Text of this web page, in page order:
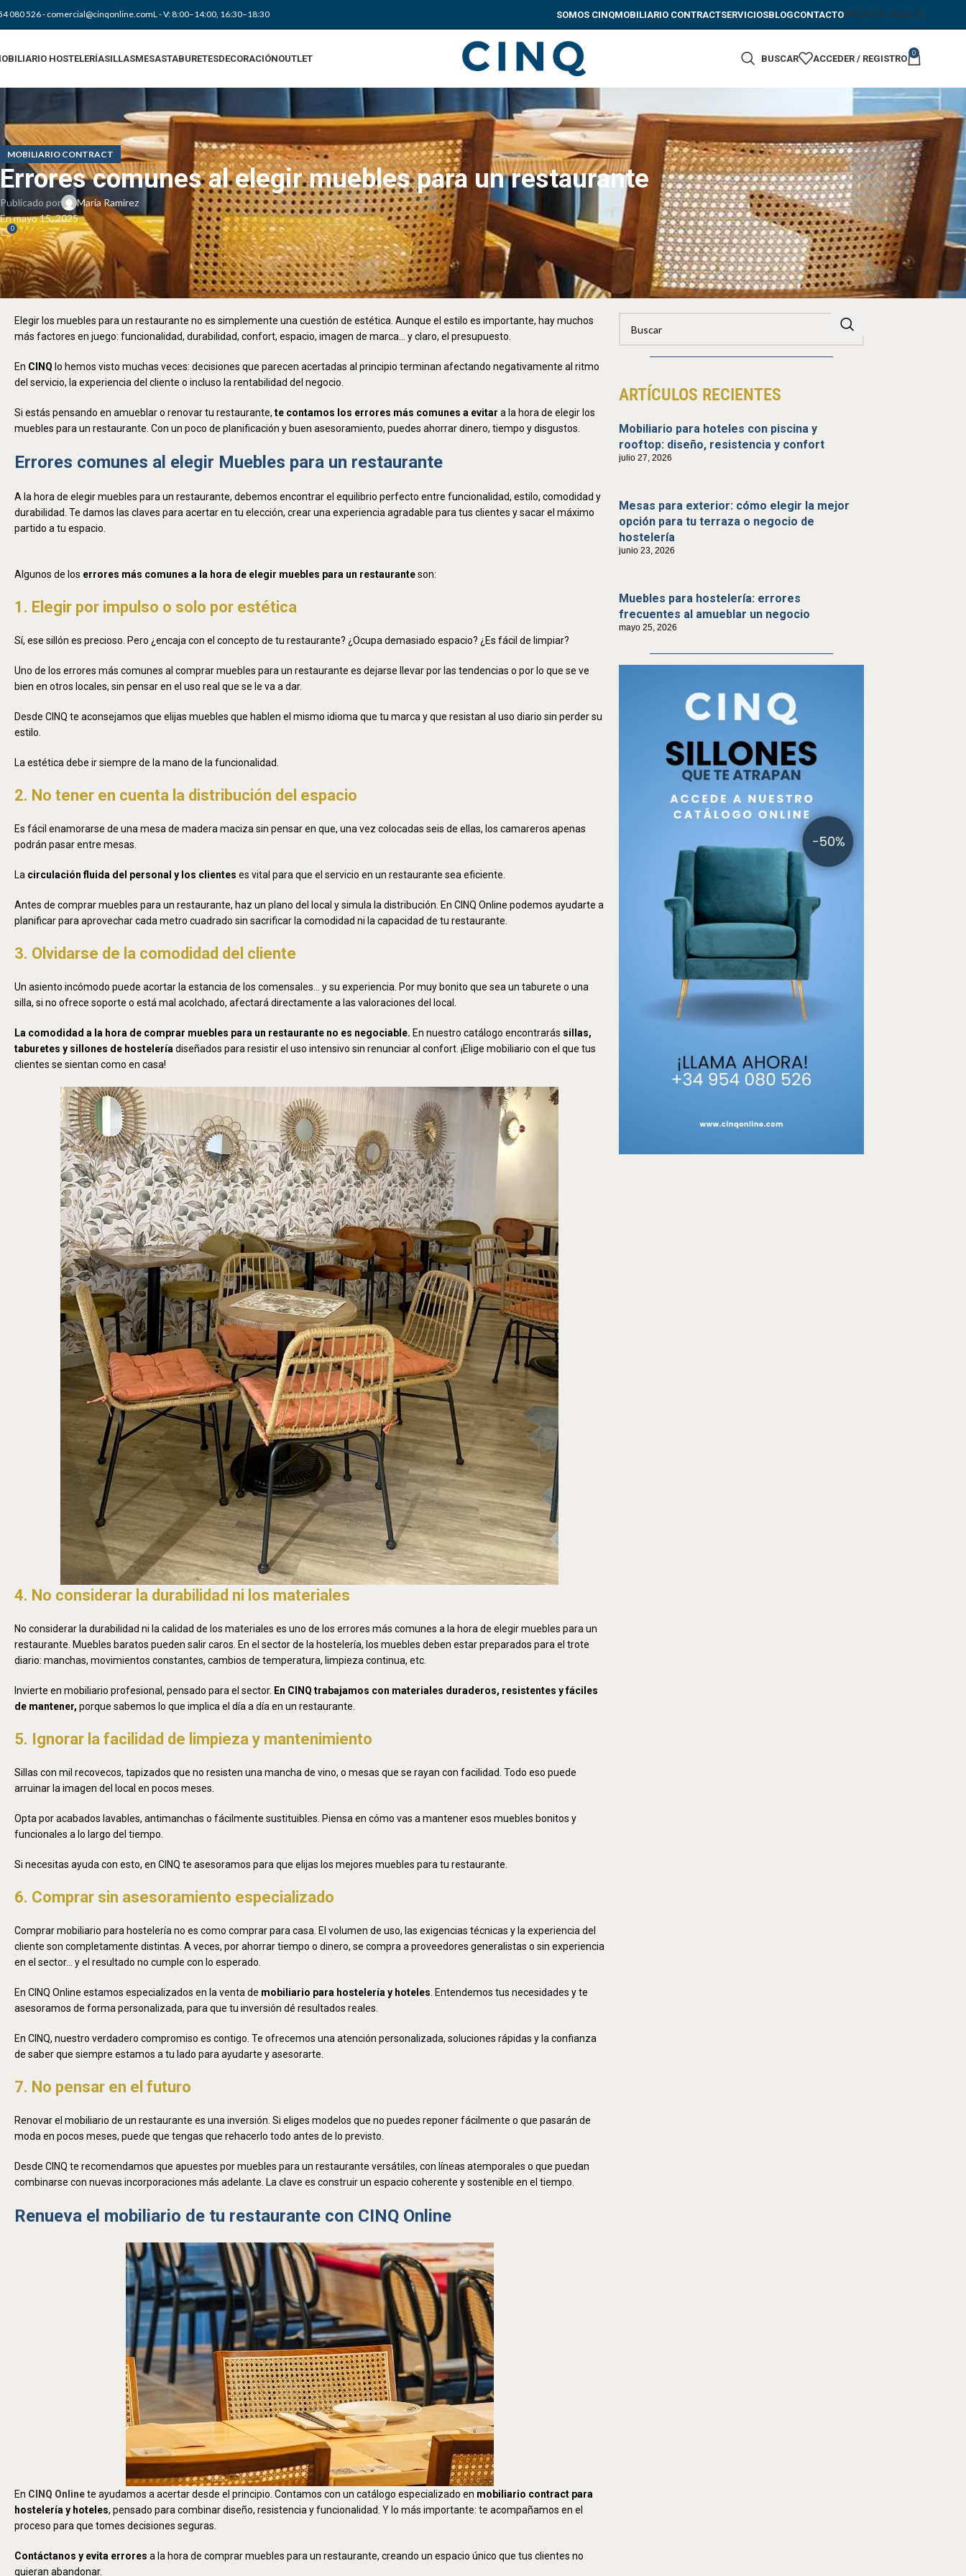
080 526- comercial@cinqonline.comL - V: 8:00–14:00, 16:30–18:30 SOMOS CINQMOBILIARIO CONTRACTSERVICIOSBLOGCONTACTOPROFESIONALES
HOSTELERÍASILLASMESASTABURETESDECORACIÓNOUTLET BUSCAR ACCEDER / REGISTRO 0
MOBILIARIO CONTRACT
Errores comunes al elegir muebles para un restaurante
Publicado por
Maria Ramirez
En mayo 15, 2025
0
Elegir los muebles para un restaurante no es simplemente una cuestión de estética. Aunque el estilo es importante, hay muchos
más factores en juego: funcionalidad, durabilidad, confort, espacio, imagen de marca… y claro, el presupuesto.
En CINQ lo hemos visto muchas veces: decisiones que parecen acertadas al principio terminan afectando negativamente al ritmo
del servicio, la experiencia del cliente o incluso la rentabilidad del negocio.
Si estás pensando en amueblar o renovar tu restaurante, te contamos los errores más comunes a evitar a la hora de elegir los
muebles para un restaurante. Con un poco de planificación y buen asesoramiento, puedes ahorrar dinero, tiempo y disgustos.
Errores comunes al elegir Muebles para un restaurante
A la hora de elegir muebles para un restaurante, debemos encontrar el equilibrio perfecto entre funcionalidad, estilo, comodidad y
durabilidad. Te damos las claves para acertar en tu elección, crear una experiencia agradable para tus clientes y sacar el máximo
partido a tu espacio.
Algunos de los errores más comunes a la hora de elegir muebles para un restauranteson:
1. Elegir por impulso o solo por estética
Sí, ese sillón es precioso. Pero ¿encaja con el concepto de tu restaurante? ¿Ocupa demasiado espacio? ¿Es fácil de limpiar?
Uno de los errores más comunes al comprar muebles para un restaurante es dejarse llevar por las tendencias o por lo que se ve
bien en otros locales, sin pensar en el uso real que se le va a dar.
Desde CINQ te aconsejamos que elijas muebles que hablen el mismo idioma que tu marca y que resistan al uso diario sin perder su
estilo.
La estética debe ir siempre de la mano de la funcionalidad.
2. No tener en cuenta la distribución del espacio
Es fácil enamorarse de una mesa de madera maciza sin pensar en que, una vez colocadas seis de ellas, los camareros apenas
podrán pasar entre mesas.
La circulación fluida del personal y los clientes es vital para que el servicio en un restaurante sea eficiente.
Antes de comprar muebles para un restaurante, haz un plano del local y simula la distribución. En CINQ Online podemos ayudarte a
planificar para aprovechar cada metro cuadrado sin sacrificar la comodidad ni la capacidad de tu restaurante.
3. Olvidarse de la comodidad del cliente
Un asiento incómodo puede acortar la estancia de los comensales… y su experiencia. Por muy bonito que sea un taburete o una
silla, si no ofrece soporte o está mal acolchado, afectará directamente a las valoraciones del local.
La comodidad a la hora de comprar muebles para un restaurante no es negociable. En nuestro catálogo encontrarás sillas,
taburetes y sillones de hostelería diseñados para resistir el uso intensivo sin renunciar al confort. ¡Elige mobiliario con el que tus
clientes se sientan como en casa!
4. No considerar la durabilidad ni los materiales
No considerar la durabilidad ni la calidad de los materiales es uno de los errores más comunes a la hora de elegir muebles para un
restaurante. Muebles baratos pueden salir caros. En el sector de la hostelería, los muebles deben estar preparados para el trote
diario: manchas, movimientos constantes, cambios de temperatura, limpieza continua, etc.
Invierte en mobiliario profesional, pensado para el sector. En CINQ trabajamos con materiales duraderos, resistentes y fáciles
de mantener, porque sabemos lo que implica el día a día en un restaurante.
5. Ignorar la facilidad de limpieza y mantenimiento
Sillas con mil recovecos, tapizados que no resisten una mancha de vino, o mesas que se rayan con facilidad. Todo eso puede
arruinar la imagen del local en pocos meses.
Opta por acabados lavables, antimanchas o fácilmente sustituibles. Piensa en cómo vas a mantener esos muebles bonitos y
funcionales a lo largo del tiempo.
Si necesitas ayuda con esto, en CINQ te asesoramos para que elijas los mejores muebles para tu restaurante.
6. Comprar sin asesoramiento especializado
Comprar mobiliario para hostelería no es como comprar para casa. El volumen de uso, las exigencias técnicas y la experiencia del
cliente son completamente distintas. A veces, por ahorrar tiempo o dinero, se compra a proveedores generalistas o sin experiencia
en el sector… y el resultado no cumple con lo esperado.
En CINQ Online estamos especializados en la venta de mobiliario para hostelería y hoteles . Entendemos tus necesidades y te
asesoramos de forma personalizada, para que tu inversión dé resultados reales.
En CINQ, nuestro verdadero compromiso es contigo. Te ofrecemos una atención personalizada, soluciones rápidas y la confianza
de saber que siempre estamos a tu lado para ayudarte y asesorarte.
7. No pensar en el futuro
Renovar el mobiliario de un restaurante es una inversión. Si eliges modelos que no puedes reponer fácilmente o que pasarán de
moda en pocos meses, puede que tengas que rehacerlo todo antes de lo previsto.
Desde CINQ te recomendamos que apuestes por muebles para un restaurante versátiles, con líneas atemporales o que puedan
combinarse con nuevas incorporaciones más adelante. La clave es construir un espacio coherente y sostenible en el tiempo.
Renueva el mobiliario de tu restaurante con CINQ Online
En CINQ Onlinete ayudamos a acertar desde el principio. Contamos con un catálogo especializado en mobiliario contract para
hostelería y hoteles, pensado para combinar diseño, resistencia y funcionalidad. Y lo más importante: te acompañamos en el
proceso para que tomes decisiones seguras.
Contáctanos y evita errores a la hora de comprar muebles para un restaurante, creando un espacio único que tus clientes no
quieran abandonar.
ARTÍCULOS RECIENTES
Mobiliario para hoteles con piscina y
rooftop: diseño, resistencia y confort
julio 27, 2026
Mesas para exterior: cómo elegir la mejor
opción para tu terraza o negocio de
hostelería
junio 23, 2026
Muebles para hostelería: errores
frecuentes al amueblar un negocio
mayo 25, 2026